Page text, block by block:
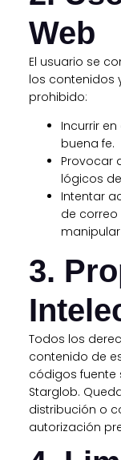
Web
El usuario se
los contenidos
prohibido:
Incurrir
buena fe.
Provocar
lógicos
Intentar
de
3.
Todos los
contenido de
códigos fuente
Starglob.
distribución o
autorización